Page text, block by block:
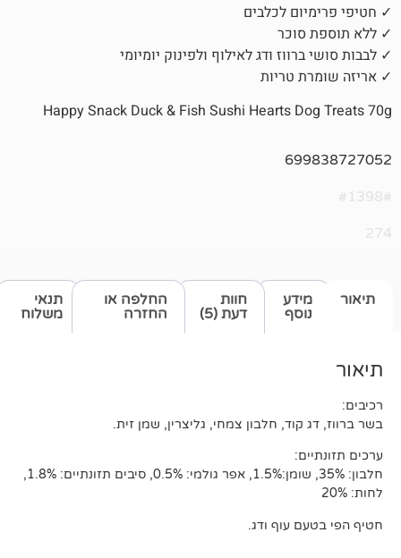
לכלבים
ודג לאילוף ולפינוק יומיומי
טריות
Happy Snack Duck & Fish Sushi Hearts
תנאי
משלוח
חוות
דעת (5)
החלפה או
החזרה
חלבון צמחי, גליצרין, שמן זית.
חלבון: 35%, שומן:1.5%, אפר גולמי: 0.5%, סיבים תזונתיים: 1.8%,
עוף ודג.